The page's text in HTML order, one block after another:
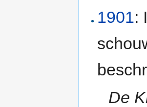
1901:
De